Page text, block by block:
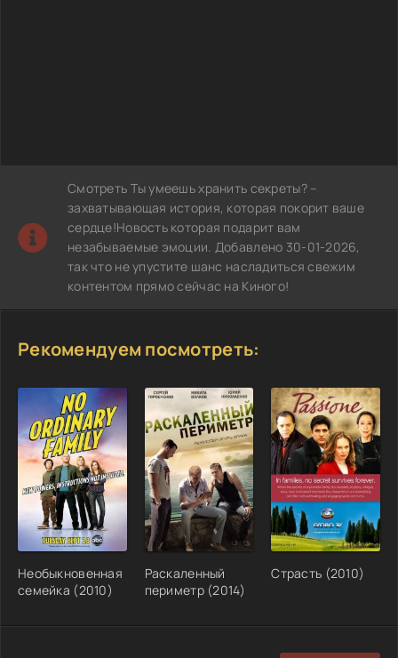
Смотреть Ты умеешь хранить секреты? –
захватывающая история, которая покорит ваше
сердце!Новость которая подарит вам
незабываемые эмоции. Добавлено 30-01-2026,
так что не упустите шанс насладиться свежим
контентом прямо сейчас на Киного!
Рекомендуем посмотреть:
Необыкновенная
семейка (2010)
Раскаленный
периметр (2014)
Страсть (2010)